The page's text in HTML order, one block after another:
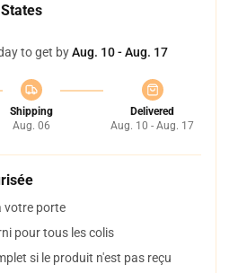
to get byAug. 10 - Aug. 17
Shipping
Aug. 06
Delivered
Aug. 10 - Aug. 17
votre porte
pour tous les colis
si le produit n'est pas reçu